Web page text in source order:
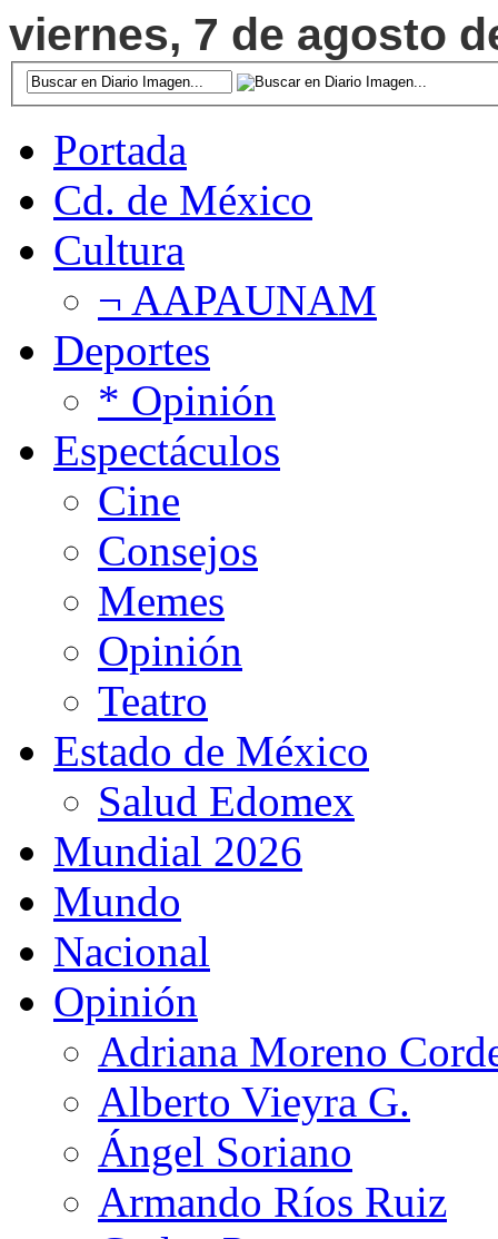
viernes, 7 de agosto
Portada
Cd. de México
Cultura
¬ AAPAUNAM
Deportes
* Opinión
Espectáculos
Cine
Consejos
Memes
Opinión
Teatro
Estado de México
Salud Edomex
Mundial 2026
Mundo
Nacional
Opinión
Adriana Moreno
Alberto Vieyra G.
Ángel Soriano
Armando Ríos Ruiz